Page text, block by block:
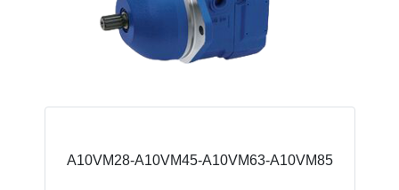
A10VM28-A10VM45-A10VM63-A10VM85